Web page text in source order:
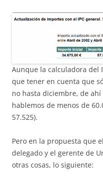
Aunque la calculadora del
que tener en cuenta que
no hasta diciembre, de
hablemos de menos de
57.525).
Pero en la propuesta que
delegado y el gerente de
otras cosas, lo siguiente: